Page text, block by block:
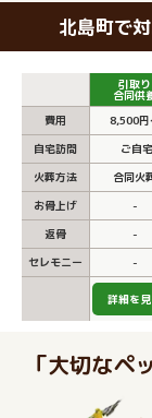
北島町で
引取り
合同供
費用
8,500円
自宅訪問
ご自
火葬方法
合同火
お骨上げ
-
返骨
-
セレモニー
-
詳細を
「大切なペ